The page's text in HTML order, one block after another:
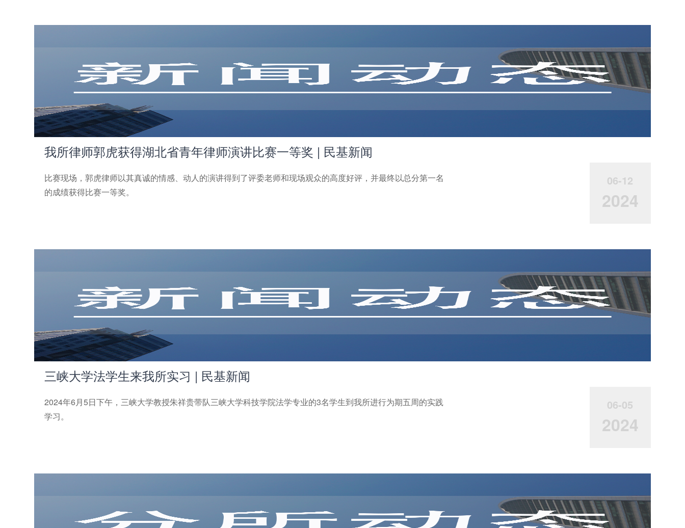
我所律师郭虎获得湖北省青年律师演讲比赛一等奖 | 民基新闻
比赛现场，郭虎律师以其真诚的情感、动人的演讲得到了评委老师和现场观众的高度好评，并最终以总分第一名
的成绩获得比赛一等奖。
06-12
2024
三峡大学法学生来我所实习 | 民基新闻
2024年6月5日下午，三峡大学教授朱祥贵带队三峡大学科技学院法学专业的3名学生到我所进行为期五周的实践
学习。
06-05
2024